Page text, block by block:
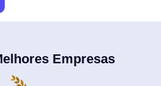
Empresas